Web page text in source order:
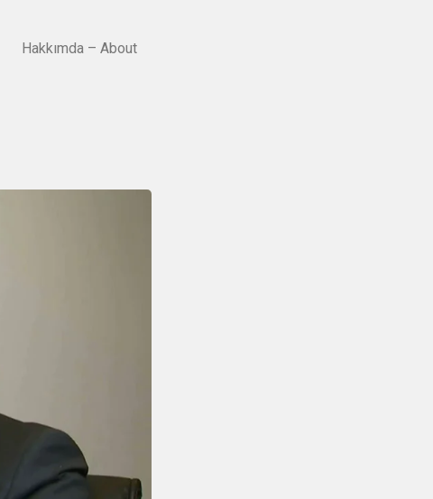
Hakkımda – About